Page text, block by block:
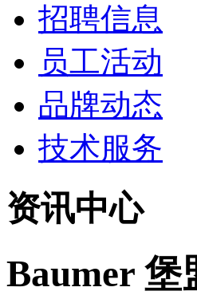
招聘信息
员工活动
品牌动态
技术服务
资讯中心
Baumer 堡